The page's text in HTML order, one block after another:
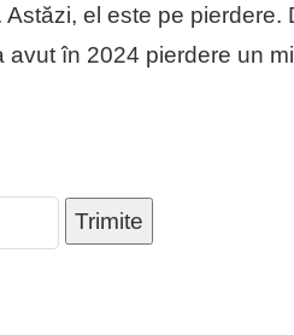
el este pe
în 2024 pierdere un
Trimite